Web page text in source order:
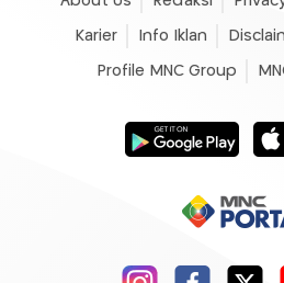
Karier Info Iklan
Profile MNC Group